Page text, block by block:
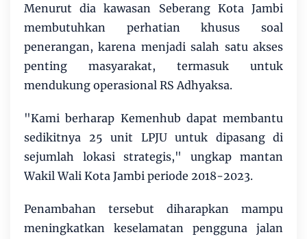
Menurut dia kawasan Seberang Kota Jambi
membutuhkan perhatian khusus soal
penerangan, karena menjadi salah satu akses
penting masyarakat, termasuk untuk
mendukung operasional RS Adhyaksa.
"Kami berharap Kemenhub dapat membantu
sedikitnya 25 unit LPJU untuk dipasang di
sejumlah lokasi strategis," ungkap mantan
Wakil Wali Kota Jambi periode 2018-2023.
Penambahan tersebut diharapkan mampu
meningkatkan keselamatan pengguna jalan